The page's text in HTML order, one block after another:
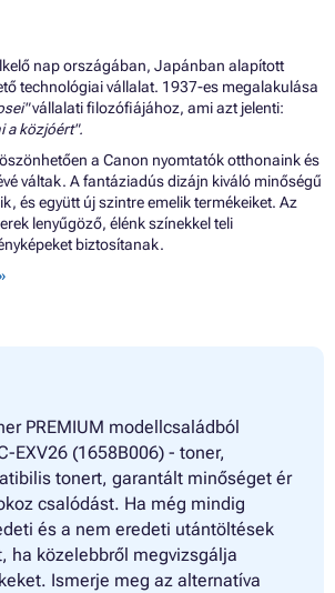
nap országában, Japánban alapított
technológiai vállalat. 1937-es megalakulása
vállalati filozófiájához, ami azt jelenti:
a közjóért".
a Canon nyomtatók otthonaink és
váltak. A fantáziadús dizájn kiváló minőségű
és együtt új szintre emelik termékeiket. Az
lenyűgöző, élénk színekkel teli
biztosítanak.
PREMIUM modellcsaládból
EXV26 (1658B006) - toner,
tonert, garantált minőséget ér
csalódást. Ha még mindig
és a nem eredeti utántöltések
ha közelebbről megvizsgálja
Ismerje meg az alternatíva